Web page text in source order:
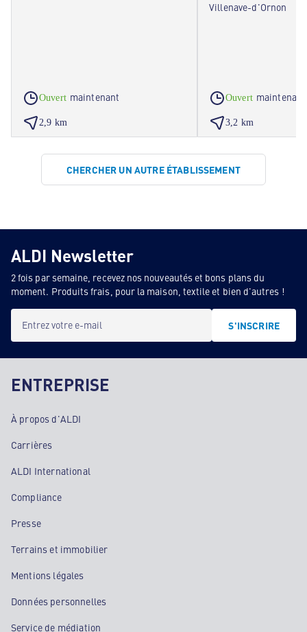
Ouvert maintenant
2,9 km
Villenave-d'Ornon
Ouvert maintenant
3,2 km
CHERCHER UN AUTRE ÉTABLISSEMENT
ALDI Newsletter
2 fois par semaine, recevez nos nouveautés et bons plans du
moment. Produits frais, pour la maison, textile et bien d'autres !
Entrez votre e-mail S'INSCRIRE
ENTREPRISE
À propos d'ALDI
Carrières
ALDI International
Compliance
Presse
Terrains et immobilier
Mentions légales
Données personnelles
Service de médiation